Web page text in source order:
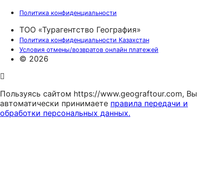
Политика конфиденциальности
ТОО «Турагентство География»
Политика конфиденциальности Казахстан
Условия отмены/возвратов онлайн платежей
© 2026
Пользуясь сайтом https://www.geograftour.com, Вы
автоматически принимаете правила передачи и
обработки персональных данных.